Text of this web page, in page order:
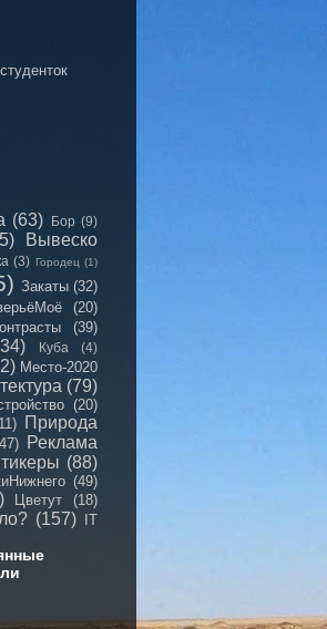
(63) Бор (9)
Вывеско
(3) Городец (1)
Закаты (32)
(20)
(39)
Куба (4)
Место-2020
(79)
(20)
Природа
Реклама
(88)
(49)
Цветут
(18)
(157)
IT